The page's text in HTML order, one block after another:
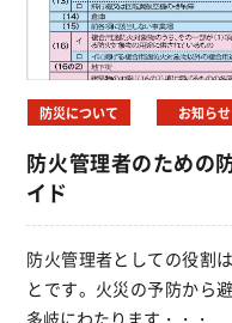
防災について お知らせ
防火管理者のための
イド
防火管理者としての役割
とです。火災の予防から
多岐にわたります・・・